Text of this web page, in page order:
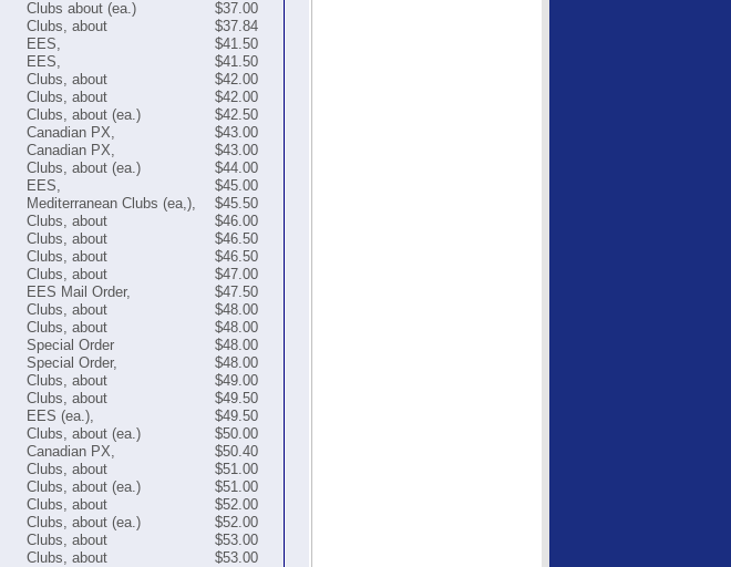
Clubs about (ea.)
$37.00
Clubs, about
$37.84
EES,
$41.50
EES,
$41.50
Clubs, about
$42.00
Clubs, about
$42.00
Clubs, about (ea.)
$42.50
Canadian PX,
$43.00
Canadian PX,
$43.00
Clubs, about (ea.)
$44.00
EES,
$45.00
Mediterranean Clubs (ea,),
$45.50
Clubs, about
$46.00
Clubs, about
$46.50
Clubs, about
$46.50
Clubs, about
$47.00
EES Mail Order,
$47.50
Clubs, about
$48.00
Clubs, about
$48.00
Special Order
$48.00
Special Order,
$48.00
Clubs, about
$49.00
Clubs, about
$49.50
EES (ea.),
$49.50
Clubs, about (ea.)
$50.00
Canadian PX,
$50.40
Clubs, about
$51.00
Clubs, about (ea.)
$51.00
Clubs, about
$52.00
Clubs, about (ea.)
$52.00
Clubs, about
$53.00
Clubs, about
$53.00